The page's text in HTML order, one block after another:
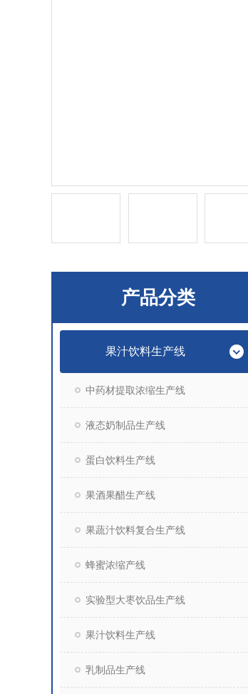
产品分类
果汁饮料生产线
中药材提取浓缩生产线
液态奶制品生产线
蛋白饮料生产线
果酒果醋生产线
果蔬汁饮料复合生产线
蜂蜜浓缩产线
实验型大枣饮品生产线
果汁饮料生产线
乳制品生产线